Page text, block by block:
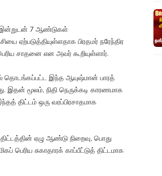
இன்றுடன் 7 ஆண்டுகள்
ஏற்படுத்தியுள்ளதாக பிரதமர் நரேந்திர
சாதனை என அவர் கூறியுள்ளார்.
தொடங்கப்பட்ட இந்த ஆயுஷ்மான் பாரத்
இதன் மூலம், நிதி நெருக்கடி காரணமாக
திட்டம் ஒரு வரப்பிரசாதமாக
ஏழு ஆண்டு நிறைவு, பொது
பெரிய சுகாதாரக் காப்பீட்டுத் திட்டமாக